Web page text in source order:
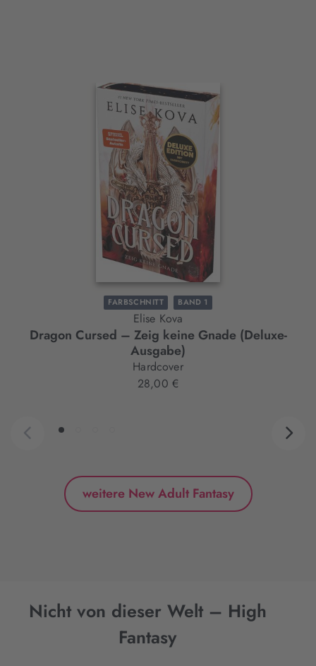
Interaktives
FARBSCHNITT BAND 1
Elise Kova
Dragon Cursed – Zeig keine Gnade (Deluxe-
Ausgabe)
Hardcover
28,00 €
weitere New Adult Fantasy
Nicht von dieser Welt – High
Fantasy